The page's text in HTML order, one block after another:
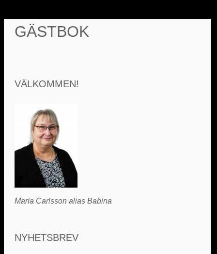
GÄSTBOK
VÄLKOMMEN!
Maria Carlsson alias Babina
NYHETSBREV